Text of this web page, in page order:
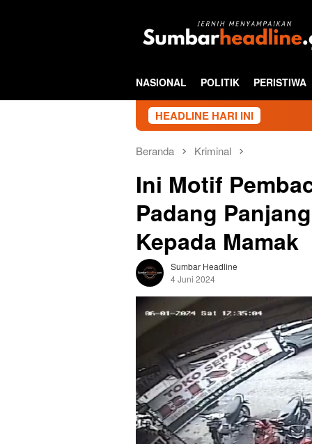
NASIONAL POLITIK PERISTIWA
HEADLINE HARI INI
Beranda Kriminal
Ini Motif
Padang
Kepada Mamak
Sumbar Headline
4 Juni 2024